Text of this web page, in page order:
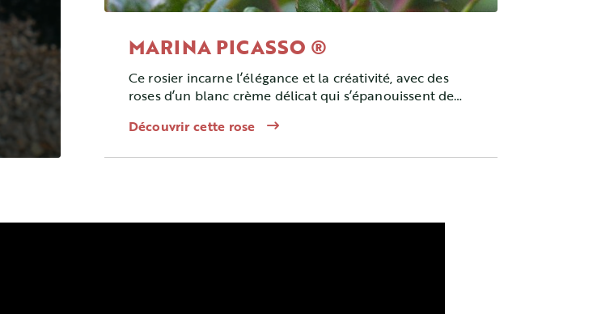
MARINA PICASSO ®
Ce rosier incarne l’élégance et la créativité, avec des
roses d’un blanc crème délicat qui s’épanouissent de
Découvrir cette rose